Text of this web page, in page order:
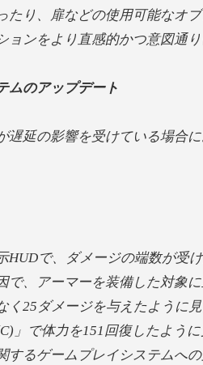
たり、扉などの使用可能なオ
ョンをより直感的かつ意図通
ムのアップデート
遅延の影響を受けている場合
HUDで、ダメージの端数が受
で、アーマーを装備した対象
く25ダメージを与えたように
」で体力を151回復したよう
するゲームプレイシステムへの